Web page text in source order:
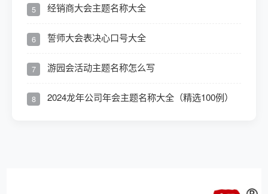
5 经销商大会主题名称大全
6 誓师大会表决心口号大全
7 游园会活动主题名称怎么写
8 2024龙年公司年会主题名称大全（精选100例）